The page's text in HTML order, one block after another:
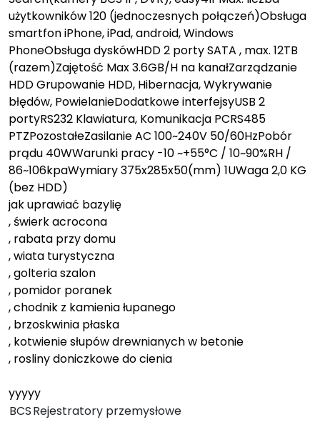
użytkowników 120 (jednoczesnych połączeń)Obsługa
smartfon iPhone, iPad, android, Windows
PhoneObsługa dyskówHDD 2 porty SATA , max. 12TB
(razem)Zajętość Max 3.6GB/H na kanałZarządzanie
HDD Grupowanie HDD, Hibernacja, Wykrywanie
błędów, PowielanieDodatkowe interfejsyUSB 2
portyRS232 Klawiatura, Komunikacja PCRS485
PTZPozostałeZasilanie AC 100~240V 50/60HzPobór
prądu 40WWarunki pracy -10 ~+55°C / 10~90%RH /
86~106kpaWymiary 375x285x50(mm) 1UWaga 2,0 KG
(bez HDD)
jak uprawiać bazylię
, świerk acrocona
, rabata przy domu
, wiata turystyczna
, golteria szalon
, pomidor poranek
, chodnik z kamienia łupanego
, brzoskwinia płaska
, kotwienie słupów drewnianych w betonie
, rosliny doniczkowe do cienia
yyyyy
BCSRejestratory przemysłowe